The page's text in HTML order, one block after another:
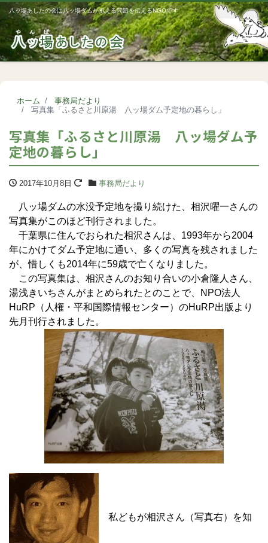
八ッ場あしたの会は八ッ場ダムが抱える問題を伝えるNGOです
ホーム
事務局だより
写真集「ふるさと川原湯 八ッ場ダム予定地の暮らし」
写真集「ふるさと川原湯 八ッ場ダム予
定地の暮らし」
2017年10月8日 事務局だより
八ッ場ダムの水没予定地を撮り続けた、相沢曜一さんの
写真集がこのほど刊行されました。
千葉県に住んでおられた相沢さんは、1993年から2004
年にかけてダム予定地に通い、多くの写真を残されました
が、惜しくも2014年に59歳で亡くなりました。
この写真集は、相沢さんのお知り合いの小倉隆人さん、
湯浅きいちさんがまとめられたとのことで、NPO法人
HuRP（人権・平和国際情報センター）のHuRP出版より
先月刊行されました。
私どもが相沢さん（写真右）を知